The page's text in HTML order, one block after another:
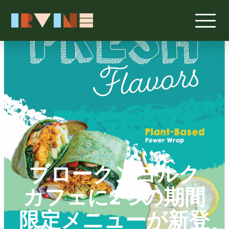
ブロークンヨルク
カフェに2つの期間
限定メニューが新登